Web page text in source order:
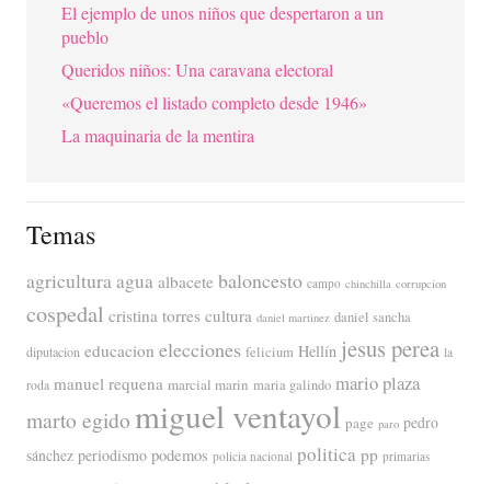
El ejemplo de unos niños que despertaron a un
pueblo
Queridos niños: Una caravana electoral
«Queremos el listado completo desde 1946»
La maquinaria de la mentira
Temas
agriculturaagua albacete baloncesto campo chinchilla corrupcion
cospedal cristina torres cultura daniel martinez daniel sancha
diputacion educacion elecciones felicium Hellín jesus perea la
roda manuel requena marcial marin maria galindo mario plaza
marto egidomiguel ventayol page paro pedro
sánchez periodismo podemos policia nacional politica pp primarias